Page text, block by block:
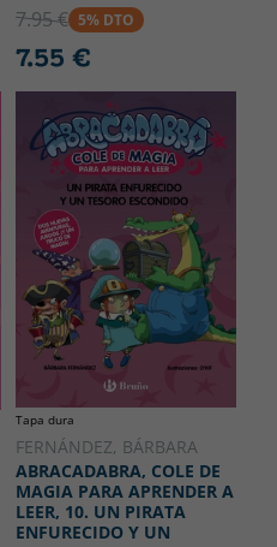
7.95 € 5% DTO
7.55 €
Tapa dura
FERNÁNDEZ, BÁRBARA
ABRACADABRA, COLE DE
MAGIA PARA APRENDER A
LEER, 10. UN PIRATA
ENFURECIDO Y UN